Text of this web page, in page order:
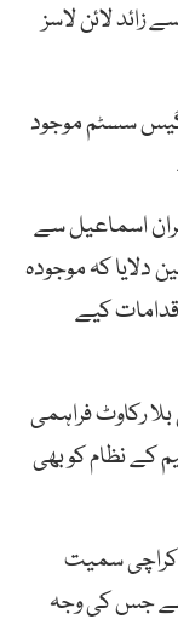
اس وقت 14.5 فیصد سے زائد لائن لاسز
ایف ڈی گیس سسٹم موجود
اسماعیل سے
دلایا کہ موجودہ
کیے
رکاوٹ فراہمی
کے نظام کو بھی
سمیت
ہے جس کی وجہ